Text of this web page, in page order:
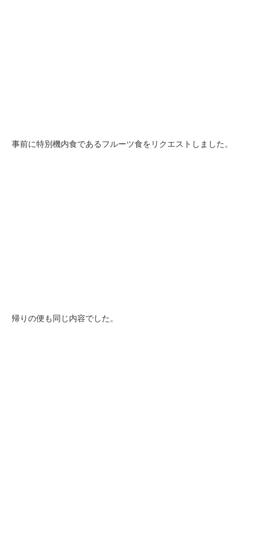
事前に特別機内食であるフルーツ食をリクエストしました。
帰りの便も同じ内容でした。